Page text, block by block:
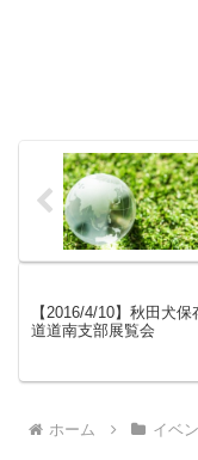
【2016/4/10】秋田犬
道道南支部展覧会
ホーム イベ